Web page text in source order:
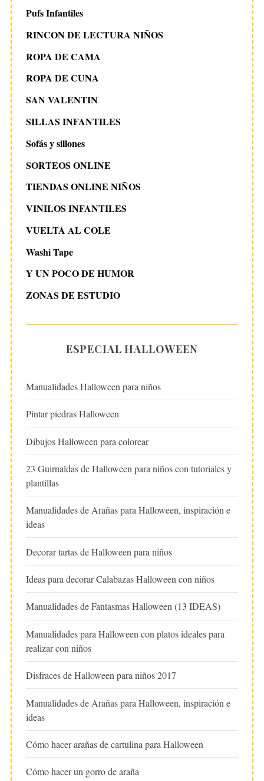
Pufs Infantiles
RINCON DE LECTURA NIÑOS
ROPA DE CAMA
ROPA DE CUNA
SAN VALENTIN
SILLAS INFANTILES
Sofás y sillones
SORTEOS ONLINE
TIENDAS ONLINE NIÑOS
VINILOS INFANTILES
VUELTA AL COLE
Washi Tape
Y UN POCO DE HUMOR
ZONAS DE ESTUDIO
ESPECIAL HALLOWEEN
Manualidades Halloween para niños
Pintar piedras Halloween
Dibujos Halloween para colorear
23 Guirnaldas de Halloween para niños con tutoriales y
plantillas
Manualidades de Arañas para Halloween, inspiración e
ideas
Decorar tartas de Halloween para niños
Ideas para decorar Calabazas Halloween con niños
Manualidades de Fantasmas Halloween (13 IDEAS)
Manualidades para Halloween con platos ideales para
realizar con niños
Disfraces de Halloween para niños 2017
Manualidades de Arañas para Halloween, inspiración e
ideas
Cómo hacer arañas de cartulina para Halloween
Cómo hacer un gorro de araña